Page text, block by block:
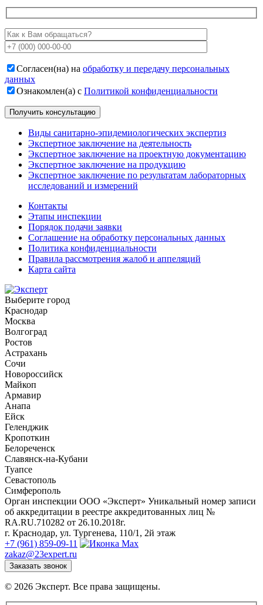
Согласен(на) на обработку и передачу персональных
данных
Ознакомлен(а) с Политикой конфиденциальности
Виды санитарно-эпидемиологических экспертиз
Экспертное заключение на деятельность
Экспертное заключение на проектную документацию
Экспертное заключение на продукцию
Экспертное заключение по результатам лабораторных
исследований и измерений
Контакты
Этапы инспекции
Порядок подачи заявки
Соглашение на обработку персональных данных
Политика конфиденциальности
Правила рассмотрения жалоб и аппеляций
Карта сайта
Выберите город
Краснодар
Москва
Волгоград
Ростов
Астрахань
Сочи
Новороссийск
Майкоп
Армавир
Анапа
Ейск
Геленджик
Кропоткин
Белореченск
Славянск-на-Кубани
Туапсе
Севастополь
Симферополь
Орган инспекции ООО «Эксперт» Уникальный номер записи
об аккредитации в реестре аккредитованных лиц №
RA.RU.710282 от 26.10.2018г.
г. Краснодар, ул. Тургенева, 110/1, 2й этаж
+7 (961) 859-09-11
zakaz@23expert.ru
Заказать звонок
© 2026 Эксперт. Все права защищены.